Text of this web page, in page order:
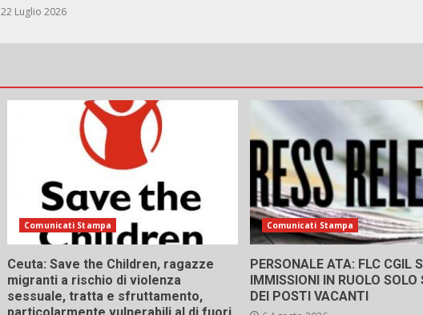
22 Luglio 2026
Comunicati Stampa
Ceuta: Save the Children, ragazze
migranti a rischio di violenza
sessuale, tratta e sfruttamento,
Comunicati Stampa
PERSONALE ATA: FLC CGIL
IMMISSIONI IN RUOLO SOLO
DEI POSTI VACANTI